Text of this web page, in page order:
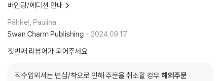
바인딩/에디션 안내
Pähkel, Paulina
Swan Charm Publishing
2024.09.17.
첫번째 리뷰어가 되어주세요
직수입외서는 변심/착오로 인해 주문을 취소할 경우 해외주문